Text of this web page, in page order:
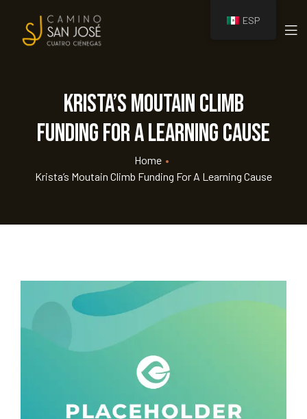
Krista’s Moutain Climb
Funding For A Learning Cause
Home •
Krista’s Moutain Climb Funding For A Learning Cause
ESP